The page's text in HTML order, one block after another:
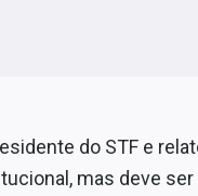
do STF e
mas deve